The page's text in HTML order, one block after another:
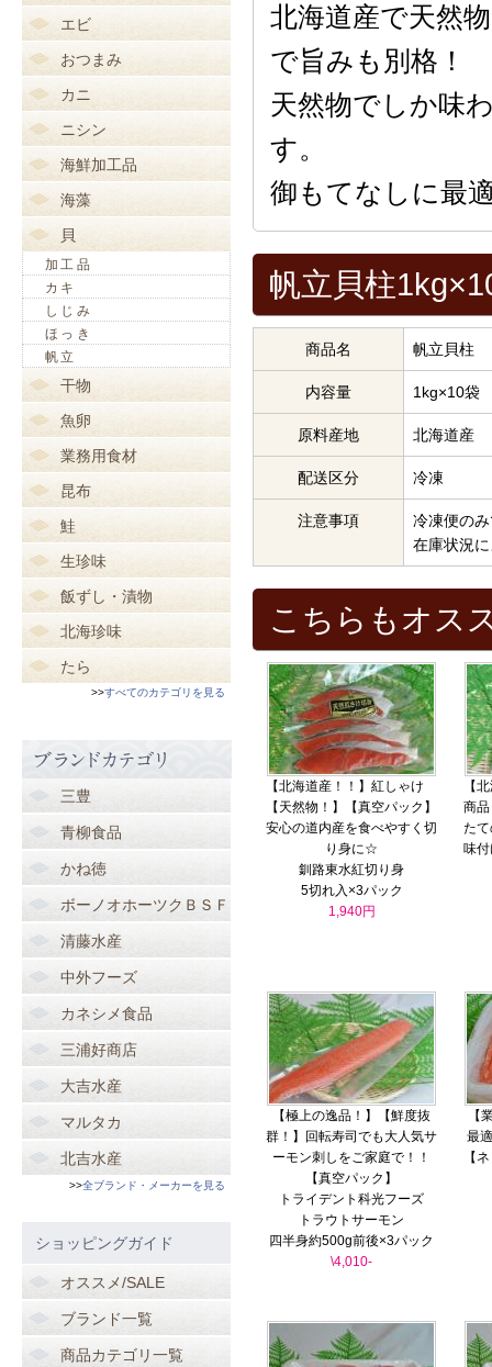
北海道産で天然
で旨みも別格！
天然物でしか味
す。
御もてなしに最
帆立貝柱
商品名 帆立貝柱
内容量 1kg×10袋
原料産地 北海道産
配送区分 冷凍
注意事項
冷凍便の
在庫状況
こちらもオス
【北海道産！！】紅しゃけ
【天然物！】【真空パック】
安心の道内産を食べやすく切
り身に☆
釧路東水紅切り身
5切れ入×3パック
1,940円
【
商
た
味
【極上の逸品！】【鮮度抜
群！】回転寿司でも大人気サ
ーモン刺しをご家庭で！！
【真空パック】
トライデント科光フーズ
トラウトサーモン
四半身約500g前後×3パック
\4,010-
【
最
【
エビ
おつまみ
カニ
ニシン
海鮮加工品
海藻
貝
加工品
カキ
しじみ
ほっき
帆立
干物
魚卵
業務用食材
昆布
鮭
生珍味
飯ずし・漬物
北海珍味
たら
>>すべてのカテゴリを見る
三豊
青柳食品
かね徳
ボーノオホーツクＢＳＦ
清藤水産
中外フーズ
カネシメ食品
三浦好商店
大吉水産
マルタカ
北吉水産
>>全ブランド・メーカーを見る
ショッピングガイド
オススメ/SALE
ブランド一覧
商品カテゴリ一覧